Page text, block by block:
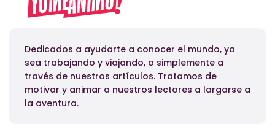
Dedicados a ayudarte a conocer el mundo, ya
sea trabajando y viajando, o simplemente a
través de nuestros artículos. Tratamos de
motivar y animar a nuestros lectores a largarse a
la aventura.